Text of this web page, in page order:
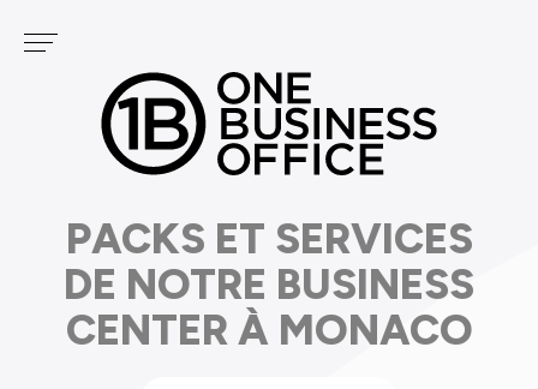
NOS CENTRES
FONTVIEILLE
PODCAST
PACKS ET SERVICES
DE NOTRE BUSINESS
CENTER À MONACO